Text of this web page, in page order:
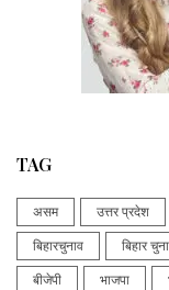
TAG
असम उत्तर प्रदेश
बिहारचुनाव बिहार
बीजेपी भाजपा